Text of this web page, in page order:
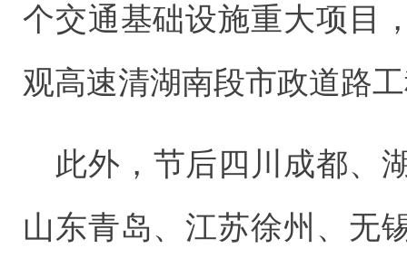
个交通基础设施重大项目
观高速清湖南段市政道路
此外，节后四川成都、
山东青岛、江苏徐州、无